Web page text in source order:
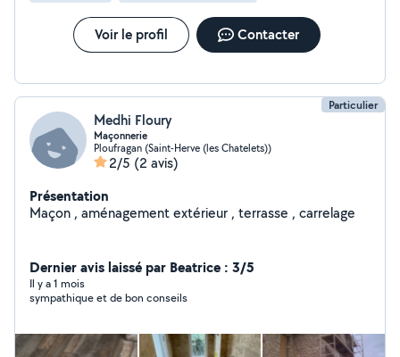
Voir le profil Contacter
Particulier
Medhi Floury
Maçonnerie
Ploufragan (Saint-Herve (les Chatelets))
2/5 (2 avis)
Présentation
Maçon , aménagement extérieur , terrasse , carrelage
Dernier avis laissé par Beatrice : 3/5
Il y a 1 mois
sympathique et de bon conseils